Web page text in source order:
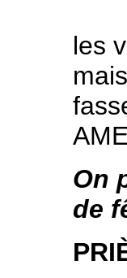
les
On
de